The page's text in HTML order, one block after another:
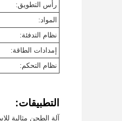
رأس التطويق:
المواد:
نظام التدفئة:
إمدادات الطاقة:
نظام التحكم:
التطبيقات:
آلة الطحن مثالية